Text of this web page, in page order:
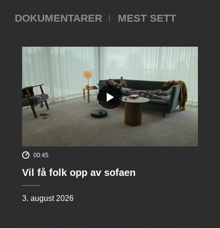
DOKUMENTARER
MEST SETT
00:45
Vil få folk opp av sofaen
3. august 2026